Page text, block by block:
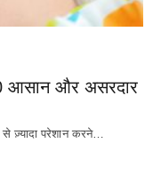
आसान और असरदार
ज़्यादा परेशान करने…